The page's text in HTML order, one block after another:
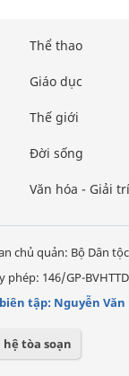
Thể thao
Giáo dục
Thế giới
Đời sống
Văn hóa - Giải trí
chủ quản: Bộ Dân
phép: 146/GP-
tập: Nguyễn Văn
hệ tòa soạn